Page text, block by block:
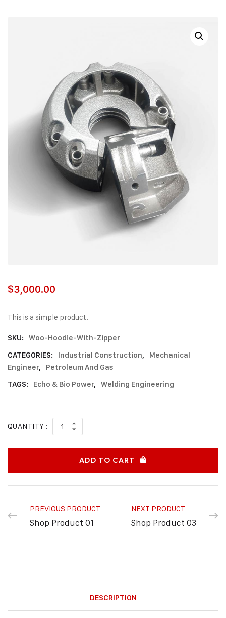
$3,000.00
This is a simple product.
SKU:
Woo-Hoodie-With-Zipper
CATEGORIES:
Industrial Construction,
Mechanical
Engineer,
Petroleum And Gas
TAGS:
Echo & Bio Power, Welding Engineering
QUANTITY :
ADD TO CART
PREVIOUS PRODUCT
Shop Product 01
NEXT PRODUCT
Shop Product 03
DESCRIPTION